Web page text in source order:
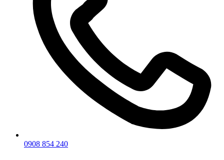
0908 854 240